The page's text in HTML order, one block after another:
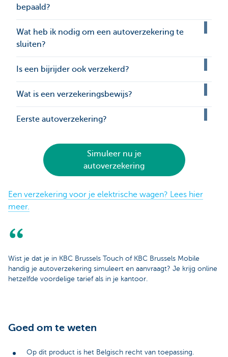
bepaald?
Wat heb ik nodig om een autoverzekering te
sluiten?
Is een bijrijder ook verzekerd?
Wat is een verzekeringsbewijs?
Eerste autoverzekering?
Simuleer nu je
autoverzekering
Een verzekering voor je elektrische wagen? Lees hier
meer.
Wist je dat je in KBC Brussels Touch of KBC Brussels Mobile
handig je autoverzekering simuleert en aanvraagt? Je krijg online
hetzelfde voordelige tarief als in je kantoor.
Goed om te weten
Op dit product is het Belgisch recht van toepassing.